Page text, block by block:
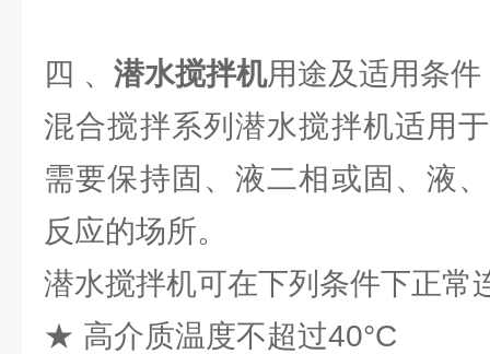
四 、 潜水搅拌机用途及适用条件
混合搅拌系列潜水搅拌机适用
需要保持固、液二相或固、液
反应的场所。
潜水搅拌机可在下列条件下正常
★ 高介质温度不超过40°C